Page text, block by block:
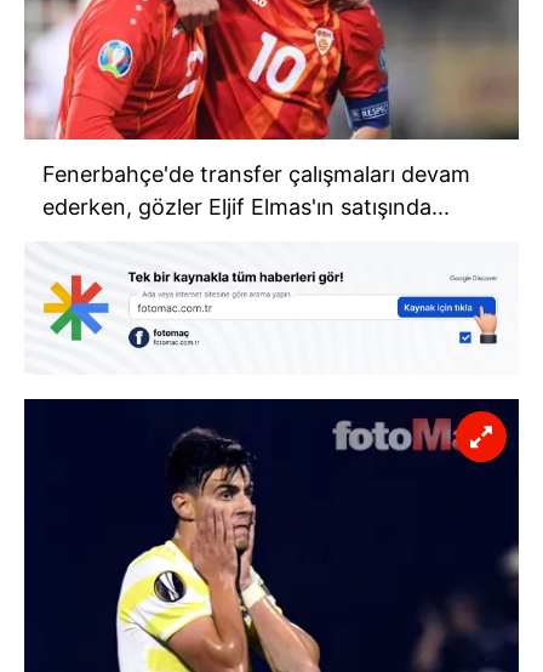
Fenerbahçe'de transfer çalışmaları devam
ederken, gözler Eljif Elmas'ın satışında...